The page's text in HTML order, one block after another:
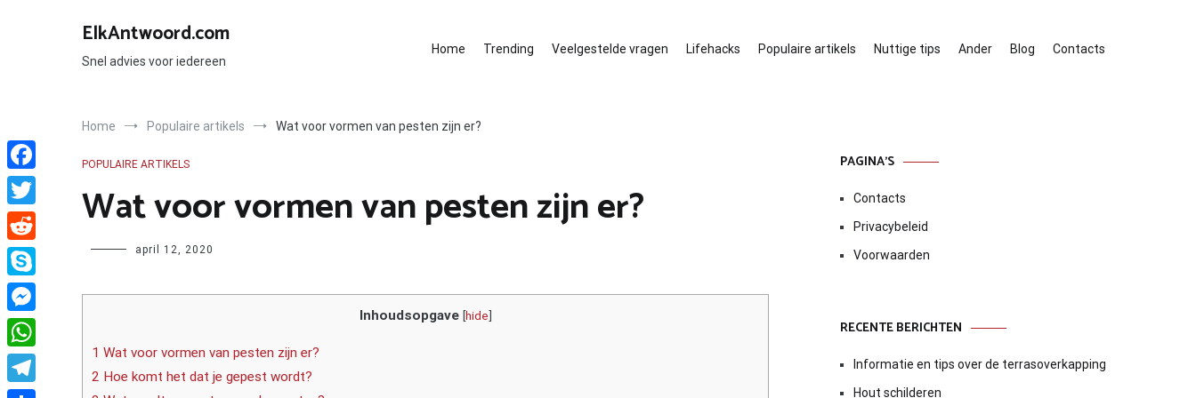
ElkAntwoord.com
Snel advies voor iedereen
Home Trending Veelgestelde vragen Lifehacks Populaire artikels Nuttige tips Ander Blog Contacts
Home Populaire artikels Wat voor vormen van pesten zijn er?
POPULAIRE ARTIKELS
Wat voor vormen van pesten zijn er?
Author april 12, 2020
Inhoudsopgave [hide]
1 Wat voor vormen van pesten zijn er?
2 Hoe komt het dat je gepest wordt?
PAGINA’S
Contacts
Privacybeleid
Voorwaarden
RECENTE BERICHTEN
Informatie en tips over de terrasoverkapping
Hout schilderen
Facebook
Twitter
Reddit
Skype
Messenger
WhatsApp